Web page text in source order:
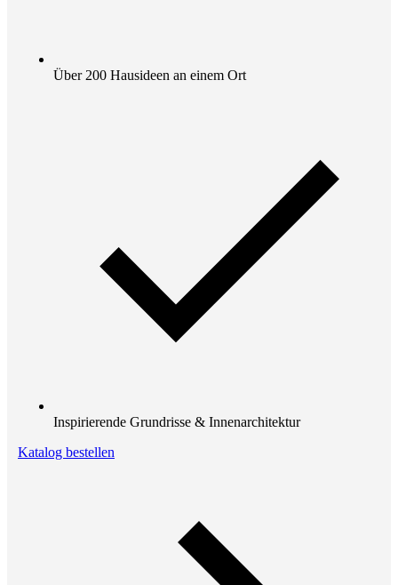
Über 200 Hausideen an einem Ort
Inspirierende Grundrisse & Innenarchitektur
Katalog bestellen